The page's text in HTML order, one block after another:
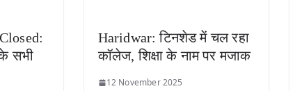
के सभी
Haridwar: टिनशेड में चल रहा
कॉलेज, शिक्षा के नाम पर मजाक
12 November 2025